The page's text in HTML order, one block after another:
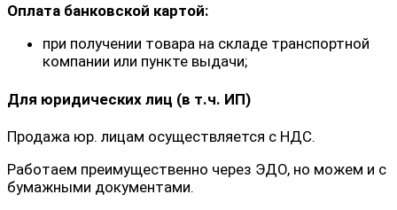
Оплата банковской картой:
при получении товара на складе транспортной
компании или пункте выдачи;
Для юридических лиц (в т.ч. ИП)
Продажа юр. лицам осуществляется с НДС.
Работаем преимущественно через ЭДО, но можем и с
бумажными документами.